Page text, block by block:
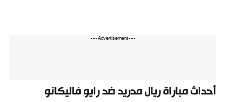
---Advertisement---
أحداث مباراة ريال مدريد ضد رايو فاليكانو